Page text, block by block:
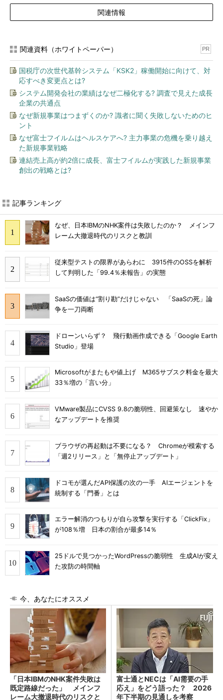
関連情報
関連資料（ホワイトペーパー） PR
国税庁の次世代基幹システム「KSK2」稼働開始に向けて、対
応すべき変更点とは?
システム開発会社の業績はなぜ二極化する? 調査で見えた成長
企業の共通点
なぜ新規事業はつまずくのか? 識者に聞く失敗しないためのヒ
ント
なぜ富士フイルムはヘルスケアへ? 主力事業の危機を乗り越え
た新規事業戦略
連結売上高が約2倍に成長、富士フイルムが実践した新規事業
創出の戦略とは?
記事ランキング
なぜ、日本IBMのNHK案件は失敗したのか？ メインフ
レーム大撤退時代のリスクと教訓
従来型テストの限界があらわに 3915件のOSSを解析
して判明した「99.4％未報告」の実態
SaaSの価値は“割り勘”だけじゃない 「SaaSの死」論
争を一刀両断
ドローンいらず？ 飛行動画作成できる「Google Earth
Studio」登場
Microsoftがまたもや値上げ M365サブスク料金を最大
33％増の「言い分」
VMware製品にCVSS 9.8の脆弱性、回避策なし 速やか
なアップデートを推奨
ブラウザの再起動は不要になる？ Chromeが模索する
「週2リリース」と「無停止アップデート」
ドコモが選んだAPI保護の次の一手 AIエージェントを
統制する「門番」とは
エラー解消のつもりが自ら攻撃を実行する「ClickFix」
が108％増 日本の割合が最多14％
25ドルで見つかったWordPressの脆弱性 生成AIが変え
た攻防の時間軸
今、あなたにオススメ
「日本IBMのNHK案件失敗は
既定路線だった」 メインフ
レーム大撤退時代のリスクと
富士通とNECは「AI需要の手
応え」をどう語った？ 2026
年下半期の見通しを考察